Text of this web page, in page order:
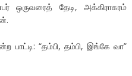
ஒருவரைத் தேடி, அக்கிராகரம்
“தம்பி, தம்பி, இங்கே வா”